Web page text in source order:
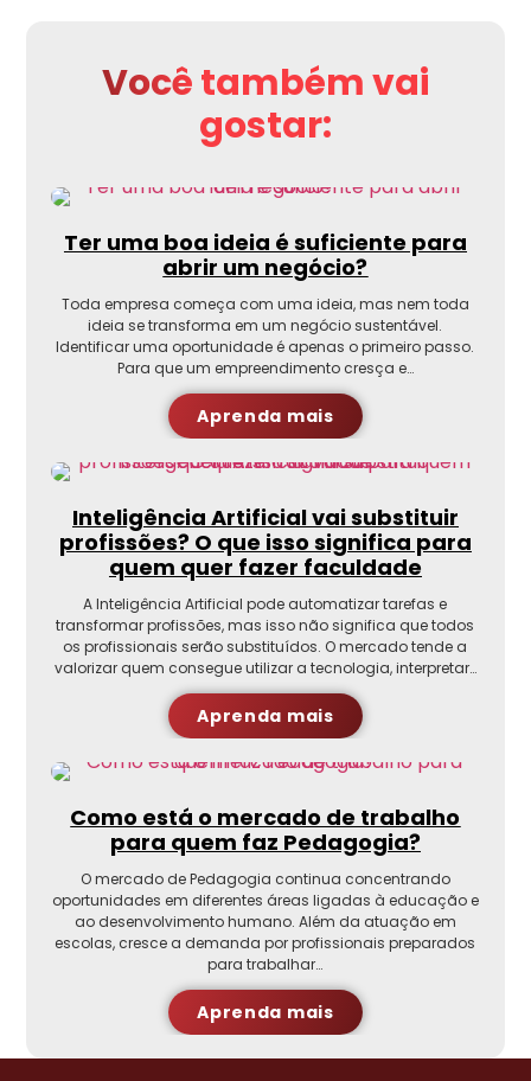
Você também vai
gostar:
Ter uma boa ideia é suficiente para
abrir um negócio?
Toda empresa começa com uma ideia, mas nem toda
ideia se transforma em um negócio sustentável.
Identificar uma oportunidade é apenas o primeiro passo.
Para que um empreendimento cresça e…
Aprenda mais
Inteligência Artificial vai substituir
profissões? O que isso significa para
quem quer fazer faculdade
A Inteligência Artificial pode automatizar tarefas e
transformar profissões, mas isso não significa que todos
os profissionais serão substituídos. O mercado tende a
valorizar quem consegue utilizar a tecnologia, interpretar…
Aprenda mais
Como está o mercado de trabalho
para quem faz Pedagogia?
O mercado de Pedagogia continua concentrando
oportunidades em diferentes áreas ligadas à educação e
ao desenvolvimento humano. Além da atuação em
escolas, cresce a demanda por profissionais preparados
para trabalhar…
Aprenda mais